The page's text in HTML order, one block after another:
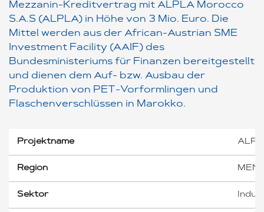
Mezzanin-Kreditvertrag mit ALPLA Morocco
S.A.S (ALPLA) in Höhe von 3 Mio. Euro. Die
Mittel werden aus der African-Austrian SME
Investment Facility (AAIF) des
Bundesministeriums für Finanzen bereitgestellt
und dienen dem Auf- bzw. Ausbau der
Produktion von PET-Vorformlingen und
Flaschenverschlüssen in Marokko.
Projektname
Region
Sektor